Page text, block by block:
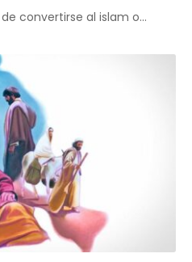
de convertirse al islam o…